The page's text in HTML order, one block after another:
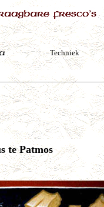
te Patmos